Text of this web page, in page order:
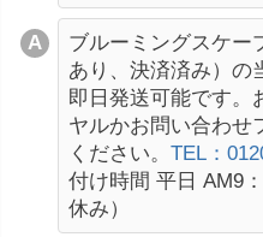
ブルーミングスケー
あり、決済済み）の
即日発送可能です。
ヤルかお問い合わせ
ください。 TEL：
付け時間 平日 AM9
休み）